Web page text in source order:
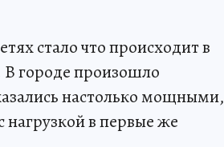
стало что происходит в
В городе произошло
настолько мощными,
нагрузкой в первые же